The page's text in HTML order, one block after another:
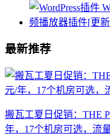
最新推荐
搬瓦工夏日促销：THE
年，17个机房可选，流